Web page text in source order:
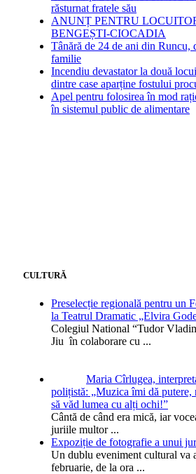
răsturnat fratele său
ANUNȚ PENTRU
BENGEȘTI-CIOCADIA
Tânără de 24 de ani din Runcu,
familie
Incendiu devastator la două
dintre case aparține fostului
Apel pentru folosirea în mod
în sistemul public de alimentare
CULTURĂ
Preselecție regională pentru un
la Teatrul Dramatic „Elvira
Colegiul National “Tudor
Jiu în colaborare cu ...
Maria Cîrlugea,
polițistă: „Muzica îmi dă putere,
să văd lumea cu alți ochi!”
Cântă de când era mică, iar
juriile multor ...
Expoziție de fotografie a unui
Un dublu eveniment cultural va
februarie, de la ora ...